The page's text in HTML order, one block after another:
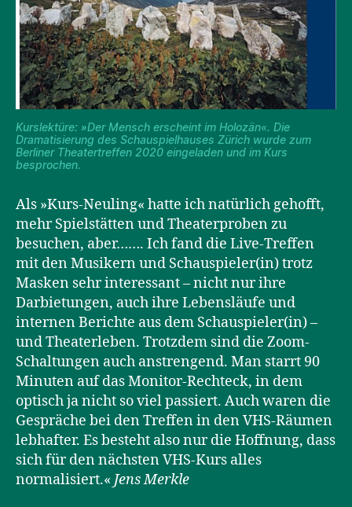
Kurslektüre: »Der Mensch erscheint im Holozän«. Die
Dramatisierung des Schauspielhauses Zürich wurde zum
Berliner Theatertreffen 2020 eingeladen und im Kurs
besprochen.
Als »Kurs-Neuling« hatte ich natürlich gehofft,
mehr Spielstätten und Theaterproben zu
besuchen, aber……. Ich fand die Live-Treffen
mit den Musikern und Schauspieler(in) trotz
Masken sehr interessant – nicht nur ihre
Darbietungen, auch ihre Lebensläufe und
internen Berichte aus dem Schauspieler(in) –
und Theaterleben. Trotzdem sind die Zoom-
Schaltungen auch anstrengend. Man starrt 90
Minuten auf das Monitor-Rechteck, in dem
optisch ja nicht so viel passiert. Auch waren die
Gespräche bei den Treffen in den VHS-Räumen
lebhafter. Es besteht also nur die Hoffnung, dass
sich für den nächsten VHS-Kurs alles
normalisiert.« Jens Merkle